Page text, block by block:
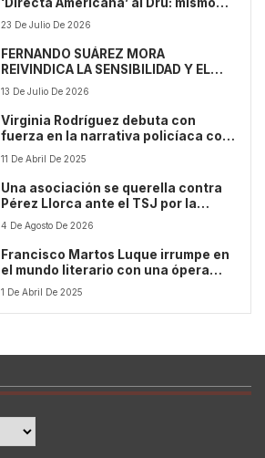
peligro, distinta percepción del
23 De Julio De 2026
FERNANDO SUÁREZ MORA
REIVINDICA LA SENSIBILIDAD Y EL
RESPETO HUMANO EN SU
UNA LUCIÉRNAGA’
13 De Julio De 2026
Virginia Rodríguez debuta con
fuerza en la narrativa policíaca con
Besos de piedra
11 De Abril De 2025
Una asociación se querella contra
Pérez Llorca ante el TSJ por la
invitación que le dio la Federación
de Fútbol para la final del Mundial
4 De Agosto De 2026
Francisco Martos Luque irrumpe en
el mundo literario con una ópera
prima diferente y cautivadora
1 De Abril De 2025